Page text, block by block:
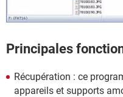
Principales
Récupération : ce
appareils et supports